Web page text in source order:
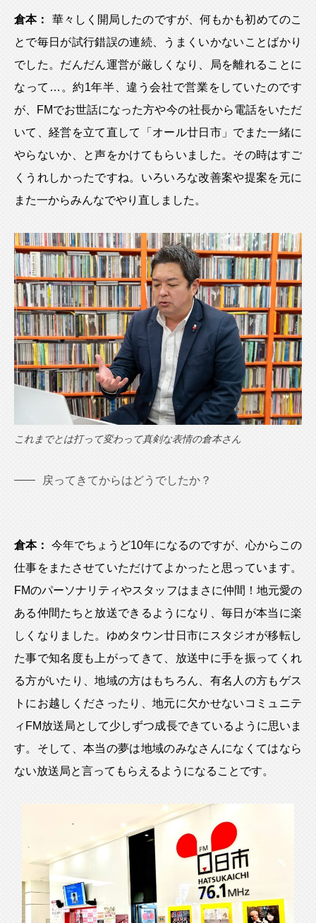
倉本：
華々しく開局したのですが、何もかも初めてのこ
とで毎日が試行錯誤の連続、うまくいかないことばかり
でした。だんだん運営が厳しくなり、局を離れることに
なって…。約1年半、違う会社で営業をしていたのです
が、FMでお世話になった方や今の社長から電話をいただ
いて、経営を立て直して「オール廿日市」でまた一緒に
やらないか、と声をかけてもらいました。その時はすご
くうれしかったですね。いろいろな改善案や提案を元に
また一からみんなでやり直しました。
これまでとは打って変わって真剣な表情の倉本さん
戻ってきてからはどうでしたか？
倉本：
今年でちょうど10年になるのですが、心からこの
仕事をまたさせていただけてよかったと思っています。
FMのパーソナリティやスタッフはまさに仲間！地元愛の
ある仲間たちと放送できるようになり、毎日が本当に楽
しくなりました。ゆめタウン廿日市にスタジオが移転し
た事で知名度も上がってきて、放送中に手を振ってくれ
る方がいたり、地域の方はもちろん、有名人の方もゲス
トにお越しくださったり、地元に欠かせないコミュニテ
ィFM放送局として少しずつ成長できているように思いま
す。そして、本当の夢は地域のみなさんになくてはなら
ない放送局と言ってもらえるようになることです。